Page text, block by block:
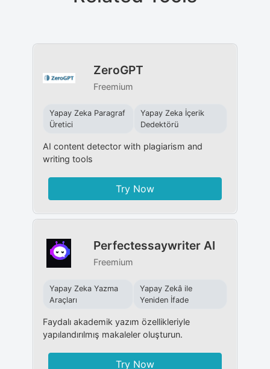
ZeroGPT
Freemium
Yapay Zeka Paragraf
Üretici
Yapay Zeka İçerik
Dedektörü
AI content detector with plagiarism and
writing tools
Try Now
Perfectessaywriter AI
Freemium
Yapay Zeka Yazma
Araçları
Yapay Zekâ ile
Yeniden İfade
Faydalı akademik yazım özellikleriyle
yapılandırılmış makaleler oluşturun.
Try Now